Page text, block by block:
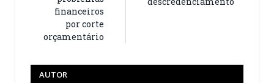
financeiros
por corte
orçamentário
AUTOR